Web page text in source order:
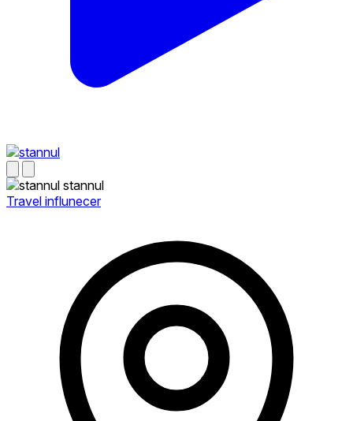
stannul
Travel influnecer